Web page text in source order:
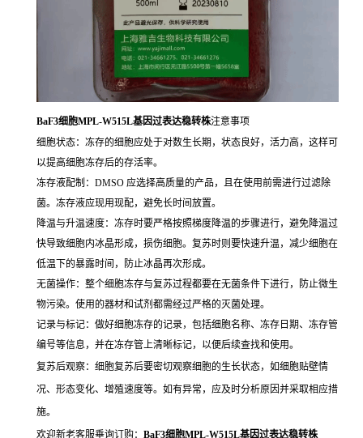
BaF3细胞MPL-W515L基因过表达稳转株注意事项
细胞状态：冻存的细胞应处于对数生长期，状态良好，活力高，这样可
以提高细胞冻存后的存活率。
冻存液配制：DMSO 应选择高质量的产品，且在使用前需进行过滤除
菌。冻存液应现用现配，避免长时间放置。
降温与升温速度：冻存时要严格按照梯度降温的步骤进行，避免降温过
快导致细胞内冰晶形成，损伤细胞。复苏时则要快速升温，减少细胞在
低温下的暴露时间，防止冰晶再次形成。
无菌操作：整个细胞冻存与复苏过程都要在无菌条件下进行，防止微生
物污染。使用的器材和试剂都需经过严格的灭菌处理。
记录与标记：做好细胞冻存的记录，包括细胞名称、冻存日期、冻存管
编号等信息，并在冻存管上清晰标记，以便后续查找和使用。
复苏后观察：细胞复苏后要密切观察细胞的生长状态，如细胞贴壁情
况、形态变化、增殖速度等。如有异常，应及时分析原因并采取相应措
施。
欢迎新老客服垂询订购： BaF3细胞MPL-W515L基因过表达稳转株